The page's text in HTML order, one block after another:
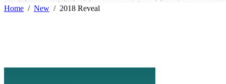
Home / New / 2018 Reveal